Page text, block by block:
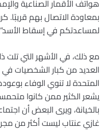
هواتف الأقمار الصناعية
بمعاودة الاتصال بهم قريبًا.
لمساعدتكم في إسقاط
مع ذلك، في الأشهر التي تلت
العديد من كبار الشخصيات
المتحدة لا تنوي الوفاء
يشعر الكثير ممن كانوا
بالخيانة، ويرى البعض أن
غازي عنتاب ليست أكثر من